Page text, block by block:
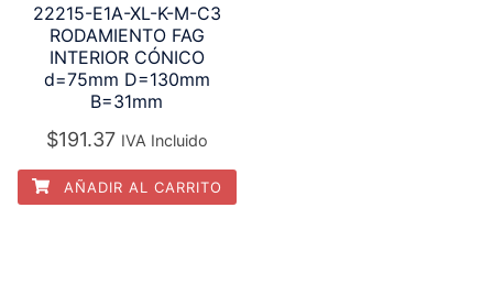
22215-E1A-XL-K-M-C3
RODAMIENTO FAG
INTERIOR CÓNICO
d=75mm D=130mm
B=31mm
$191.37 IVA Incluido
AÑADIR AL CARRITO